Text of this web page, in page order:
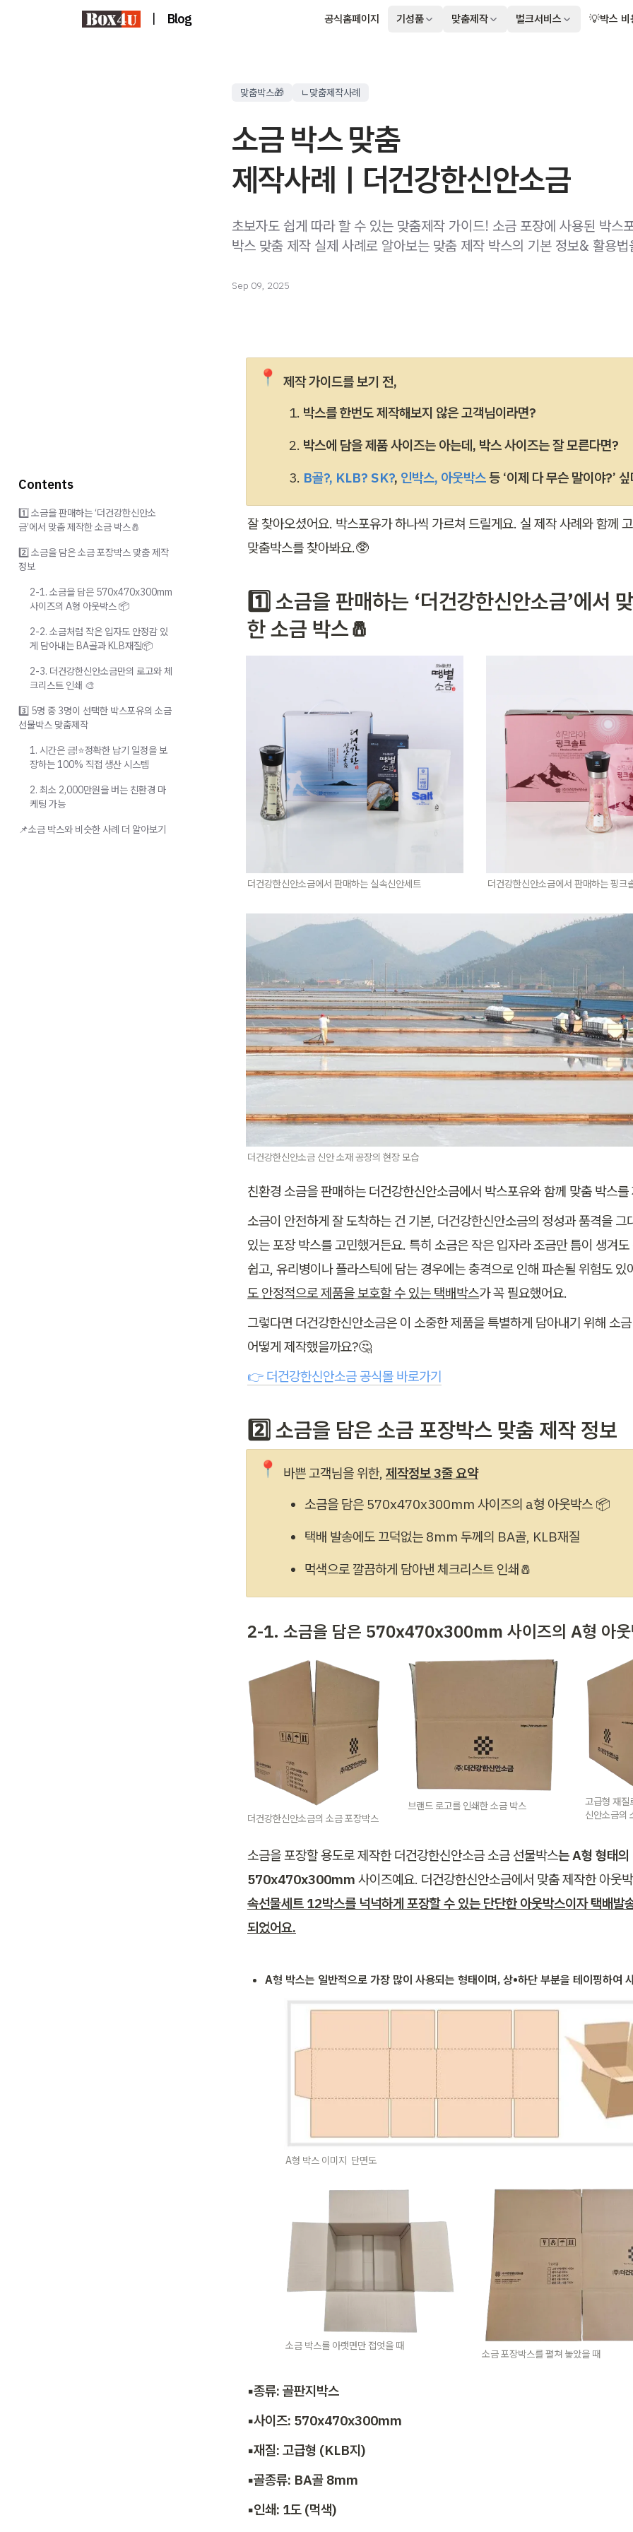
| Blog 공식홈페이지 기성품 맞춤제작 벌크서비스 💡박스 비
맞춤박스🎁 ㄴ맞춤제작사례
소금 박스 맞춤
제작사례ㅣ더건강한신안소금
초보자도 쉽게 따라 할 수 있는 맞춤제작 가이드! 소금 포장에 사용된 박스
박스 맞춤 제작 실제 사례로 알아보는 맞춤 제작 박스의 기본 정보& 활용
Sep 09, 2025
📍
제작 가이드를 보기 전,
박스를 한번도 제작해보지 않은 고객님이라면?
박스에 담을 제품 사이즈는 아는데, 박스 사이즈는 잘 모른다면?
B골?, KLB? SK?, 인박스, 아웃박스 등 ‘이제 다 무슨 말이야?’
잘 찾아오셨어요. 박스포유가 하나씩 가르쳐 드릴게요. 실 제작 사례와 함께
맞춤박스를 찾아봐요.🥸
1️⃣ 소금을 판매하는 ‘더건강한신안소금’에서
한 소금 박스🧂
더건강한신안소금에서 판매하는 실속신안세트 더건강한신안소금에서 판매하는 핑크
더건강한신안소금 신안 소재 공장의 현장 모습
친환경 소금을 판매하는 더건강한신안소금에서 박스포유와 함께 맞춤 박스
소금이 안전하게 잘 도착하는 건 기본, 더건강한신안소금의 정성과 품격을 그
있는 포장 박스를 고민했거든요. 특히 소금은 작은 입자라 조금만 틈이 생겨
쉽고, 유리병이나 플라스틱에 담는 경우에는 충격으로 인해 파손될 위험도 있
도 안정적으로 제품을 보호할 수 있는 택배박스가 꼭 필요했어요.
그렇다면 더건강한신안소금은 이 소중한 제품을 특별하게 담아내기 위해 소
어떻게 제작했을까요?🤔
👉 더건강한신안소금 공식몰 바로가기
2️⃣ 소금을 담은 소금 포장박스 맞춤 제작 정보
📍 바쁜 고객님을 위한, 제작정보 3줄 요약
소금을 담은 570x470x300mm 사이즈의 a형 아웃박스 📦
택배 발송에도 끄덕없는 8mm 두께의 BA골, KLB재질
먹색으로 깔끔하게 담아낸 체크리스트 인쇄🧂
2-1. 소금을 담은 570x470x300mm 사이즈의 A형 아
더건강한신안소금의 소금 포장박스
브랜드 로고를 인쇄한 소금 박스
고급형 재질
신안소금의
소금을 포장할 용도로 제작한 더건강한신안소금 소금 선물박스는 A형 형태의
570x470x300mm 사이즈예요. 더건강한신안소금에서 맞춤 제작한 아웃
속선물세트 12박스를 넉넉하게 포장할 수 있는 단단한 아웃박스이자 택배발
되었어요.
A형 박스는 일반적으로 가장 많이 사용되는 형태이며, 상•하단 부분을 테이핑하여
A형 박스 이미지  단면도
소금 박스를 아랫면만 접엇을 때
소금 포장박스를 펼쳐 놓았을 때
▪️종류: 골판지박스
▪️사이즈: 570x470x300mm
▪️재질: 고급형 (KLB지)
▪️골종류: BA골 8mm
▪️인쇄: 1도 (먹색)
Contents
1️⃣ 소금을 판매하는 ‘더건강한신안소
금’에서 맞춤 제작한 소금 박스🧂
2️⃣ 소금을 담은 소금 포장박스 맞춤 제작
정보
2-1. 소금을 담은 570x470x300mm
사이즈의 A형 아웃박스 📦
2-2. 소금처럼 작은 입자도 안정감 있
게 담아내는 BA골과 KLB재질📦
2-3. 더건강한신안소금만의 로고와 체
크리스트 인쇄 🎨
3️⃣ 5명 중 3명이 선택한 박스포유의 소금
선물박스 맞춤제작
1. 시간은 금!⭐정확한 납기 일정을 보
장하는 100% 직접 생산 시스템
2. 최소 2,000만원을 버는 친환경 마
케팅 가능
📌소금 박스와 비슷한 사례 더 알아보기